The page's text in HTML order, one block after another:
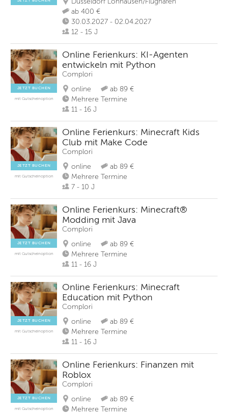
ab 400 €
30.03.2027 - 02.04.2027
12 - 15 J
JETZT BUCHEN
mit Gutscheinoption
Online Ferienkurs: KI-Agenten
entwickeln mit Python
Complori
online
ab 89 €
Mehrere Termine
11 - 16 J
JETZT BUCHEN
mit Gutscheinoption
Online Ferienkurs: Minecraft Kids
Club mit Make Code
Complori
online
ab 89 €
Mehrere Termine
7 - 10 J
JETZT BUCHEN
mit Gutscheinoption
Online Ferienkurs: Minecraft®
Modding mit Java
Complori
online
ab 89 €
Mehrere Termine
11 - 16 J
JETZT BUCHEN
mit Gutscheinoption
Online Ferienkurs: Minecraft
Education mit Python
Complori
online
ab 89 €
Mehrere Termine
11 - 16 J
JETZT BUCHEN
mit Gutscheinoption
Online Ferienkurs: Finanzen mit
Roblox
Complori
online
ab 89 €
Mehrere Termine